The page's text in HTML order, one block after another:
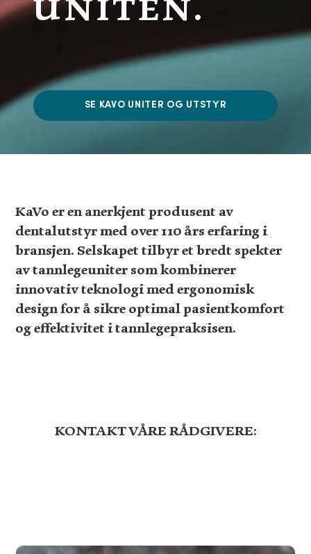
UNITEN.
SE KAVO UNITER OG UTSTYR
KaVo er en anerkjent produsent av
dentalutstyr med over 110 års erfaring i
bransjen. Selskapet tilbyr et bredt spekter
av tannlegeuniter som kombinerer
innovativ teknologi med ergonomisk
design for å sikre optimal pasientkomfort
og effektivitet i tannlegepraksisen.
KONTAKT VÅRE RÅDGIVERE: